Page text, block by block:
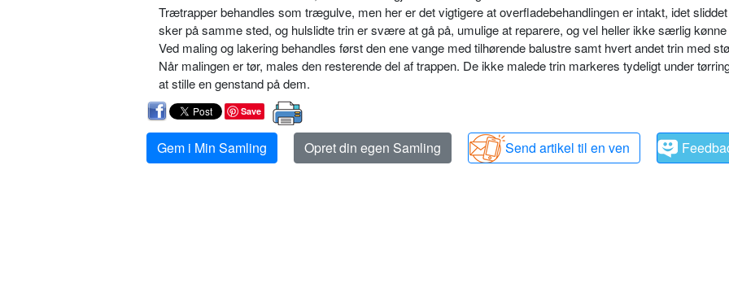
Trætrapper behandles som trægulve, men her er det vigtigere at overfladebehandlingen er intakt, idet
sker på samme sted, og hulslidte trin er svære at gå på, umulige at reparere, og vel heller ikke særlig
Ved maling og lakering behandles først den ene vange med tilhørende balustre samt hvert andet trin med
Når malingen er tør, males den resterende del af trappen. De ikke malede trin markeres tydeligt under
at stille en genstand på dem.
Save
Gem i Min Samling Opret din egen Samling Send artikel til en ven